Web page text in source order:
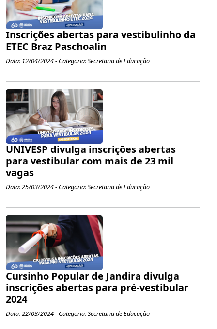
Inscrições abertas para vestibulinho da
ETEC Braz Paschoalin
Data: 12/04/2024 - Categoria: Secretaria de Educação
UNIVESP divulga inscrições abertas
para vestibular com mais de 23 mil
vagas
Data: 25/03/2024 - Categoria: Secretaria de Educação
Cursinho Popular de Jandira divulga
inscrições abertas para pré-vestibular
2024
Data: 22/03/2024 - Categoria: Secretaria de Educação